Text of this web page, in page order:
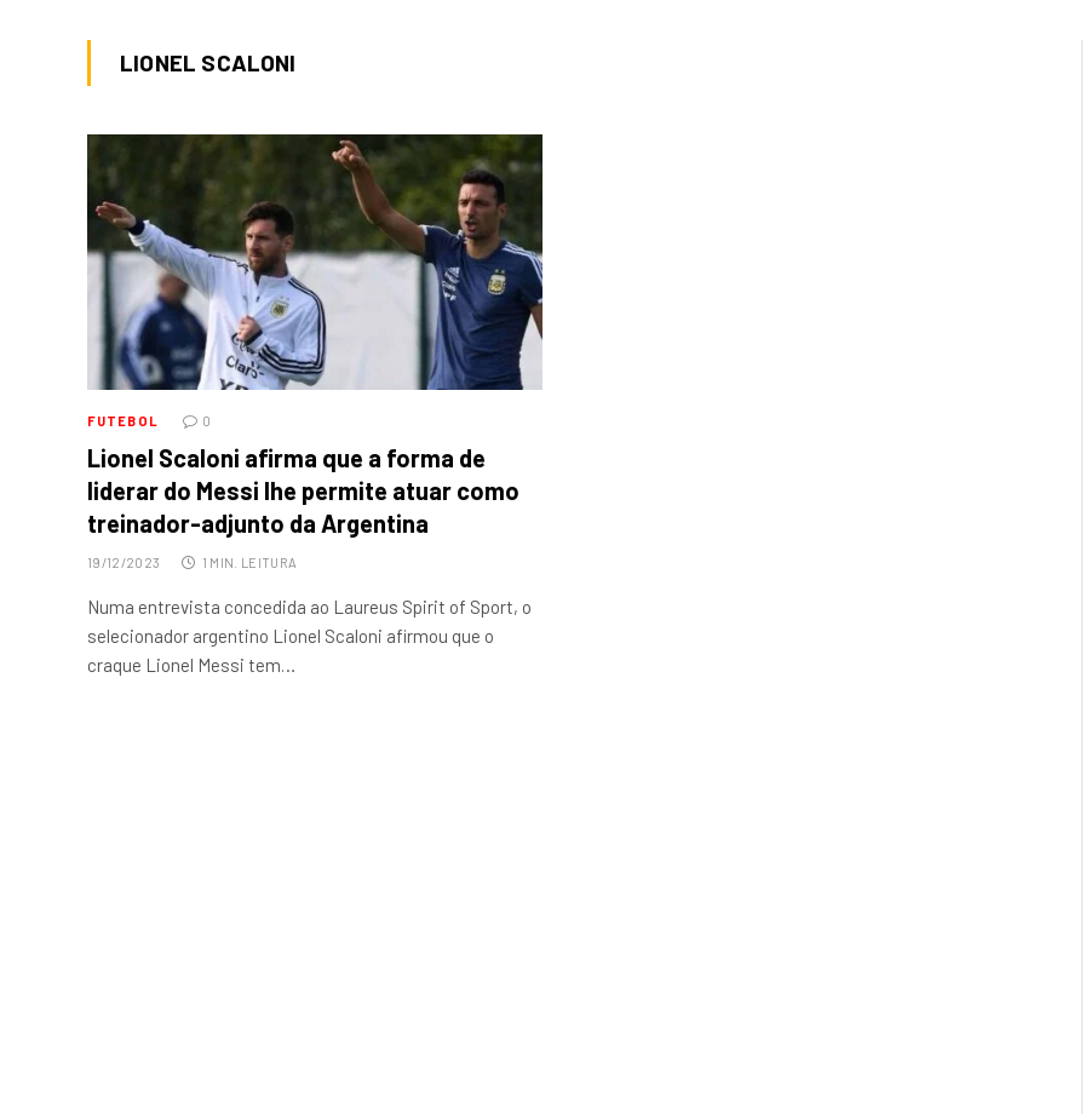
LIONEL SCALONI
FUTEBOL 0
Lionel Scaloni afirma que a forma de
liderar do Messi lhe permite atuar como
treinador-adjunto da Argentina
19/12/2023 1 MIN. LEITURA
Numa entrevista concedida ao Laureus Spirit of Sport, o
selecionador argentino Lionel Scaloni afirmou que o
craque Lionel Messi tem…